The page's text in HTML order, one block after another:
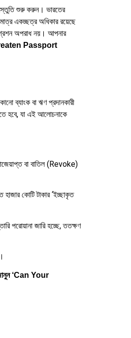
শুরু করুন। ভারতের
একচ্ছত্র অধিকার রয়েছে
অপরাধ নয়। আপনার
Passport
ব্যাংক বা ঋণ প্রদানকারী
হবে, যা এই আলোচনাকে
বা বাতিল (Revoke)
কোটি টাকার ‘ইচ্ছাকৃত
পরোয়ানা জারি হচ্ছে, ততক্ষণ
জানুন ‘Can Your